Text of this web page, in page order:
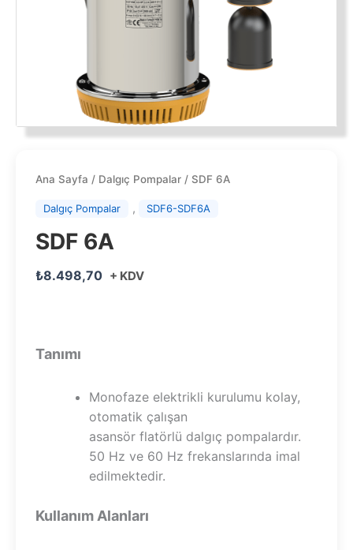
Ana Sayfa / Dalgıç Pompalar / SDF 6A
Dalgıç Pompalar , SDF6-SDF6A
SDF 6A
₺8.498,70 + KDV
Tanımı
Monofaze elektrikli kurulumu kolay,
otomatik çalışan
asansör flatörlü dalgıç pompalardır.
50 Hz ve 60 Hz frekanslarında imal
edilmektedir.
Kullanım Alanları